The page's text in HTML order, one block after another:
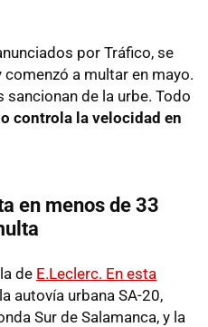
por Tráfico, se
a multar en mayo.
sancionan de la urbe. Todo
controla la velocidad en
en menos de 33
de E.Leclerc. En esta
autovía urbana SA-20,
Sur de Salamanca, y la